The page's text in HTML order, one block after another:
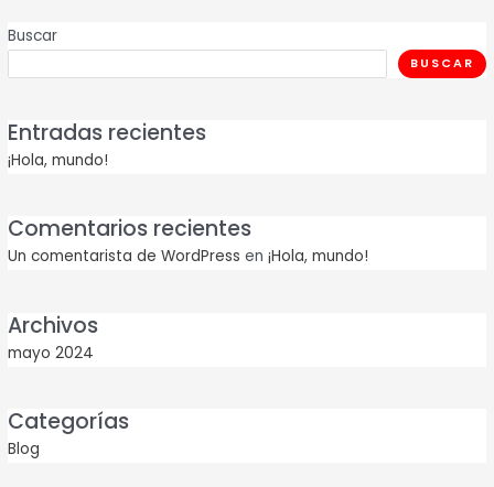
Buscar
BUSCAR
Entradas recientes
¡Hola, mundo!
Comentarios recientes
Un comentarista de WordPress en¡Hola, mundo!
Archivos
mayo 2024
Categorías
Blog